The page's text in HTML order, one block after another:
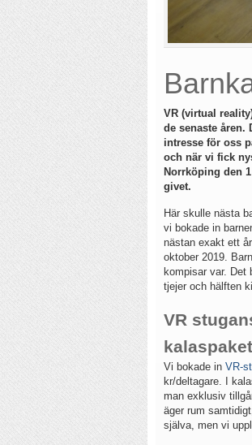
VR (virtual
de senaste åren.
intresse för oss
och när vi fick
Norrköping den
givet.
Här skulle nästa
vi bokade in
nästan exakt ett
oktober 2019.
kompisar var. Det
tjejer och hälften
VR
kalaspaket
Vi bokade in VR-
kr/deltagare. I
man exklusiv
äger rum
själva, men vi